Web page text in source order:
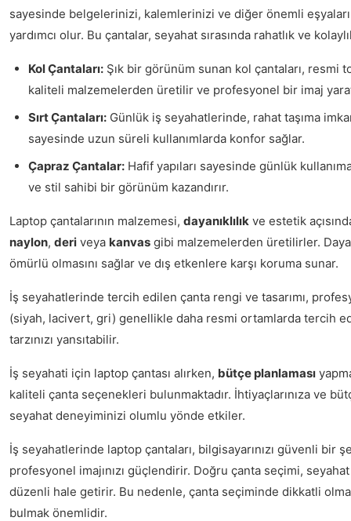
sayesinde belgelerinizi, kalemlerinizi ve diğer önemli
yardımcı olur. Bu çantalar, seyahat sırasında rahatlık ve
Kol Çantaları: Şık bir görünüm sunan kol çantaları, resmi
kaliteli malzemelerden üretilir ve profesyonel bir imaj
Sırt Çantaları: Günlük iş seyahatlerinde, rahat taşıma
sayesinde uzun süreli kullanımlarda konfor sağlar.
Çapraz Çantalar: Hafif yapıları sayesinde günlük
ve stil sahibi bir görünüm kazandırır.
Laptop çantalarının malzemesi, dayanıklılık ve estetik
naylon, deri veya kanvas gibi malzemelerden üretilirler.
ömürlü olmasını sağlar ve dış etkenlere karşı koruma sunar.
İş seyahatlerinde tercih edilen çanta rengi ve tasarımı,
(siyah, lacivert, gri) genellikle daha resmi ortamlarda tercih
tarzınızı yansıtabilir.
İş seyahati için laptop çantası alırken, bütçe planlaması
kaliteli çanta seçenekleri bulunmaktadır. İhtiyaçlarınıza ve
seyahat deneyiminizi olumlu yönde etkiler.
İş seyahatlerinde laptop çantaları, bilgisayarınızı güvenli bir
profesyonel imajınızı güçlendirir. Doğru çanta seçimi,
düzenli hale getirir. Bu nedenle, çanta seçiminde dikkatli
bulmak önemlidir.